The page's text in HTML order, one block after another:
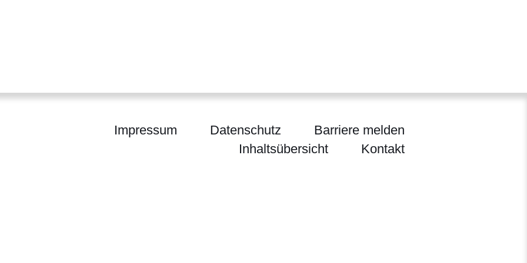
Impressum Datenschutz
Barriere melden
Inhaltsübersicht
Kontakt